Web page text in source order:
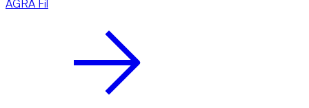
AGRA Fil